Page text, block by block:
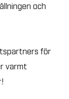
och
för
varmt